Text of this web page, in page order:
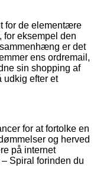
for de elementære
eksempel den
er det
ens ordremail,
sin shopping af
udkig efter et
for at fortolke en
og herved
på internet
Spiral forinden du